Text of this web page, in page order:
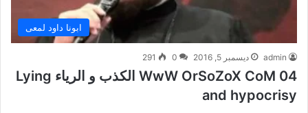
ابونا داود لمعى
admin ديسمبر 5, 2016 0
291
WwW OrSoZoX CoM 04 الكذب و الرياء Lying
and hypocrisy